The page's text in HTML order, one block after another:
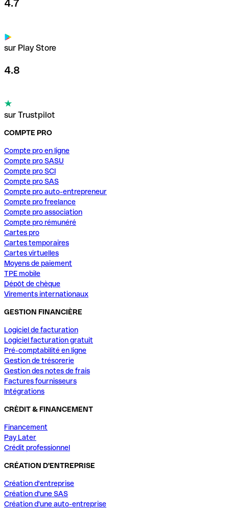
4.7
sur Play Store
4.8
sur Trustpilot
COMPTE PRO
Compte pro en ligne
Compte pro SASU
Compte pro SCI
Compte pro SAS
Compte pro auto-entrepreneur
Compte pro freelance
Compte pro association
Compte pro rémunéré
Cartes pro
Cartes temporaires
Cartes virtuelles
Moyens de paiement
TPE mobile
Dépôt de chèque
Virements internationaux
GESTION FINANCIÈRE
Logiciel de facturation
Logiciel facturation gratuit
Pré-comptabilité en ligne
Gestion de trésorerie
Gestion des notes de frais
Factures fournisseurs
Intégrations
CRÈDIT & FINANCEMENT
Financement
Pay Later
Crédit professionnel
CRÉATION D'ENTREPRISE
Création d'entreprise
Création d'une SAS
Création d'une auto-entreprise